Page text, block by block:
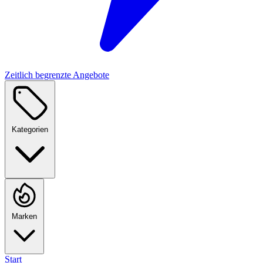
Zeitlich begrenzte Angebote
Kategorien
Marken
Start